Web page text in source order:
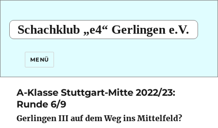
Schachklub „e4“ Gerlingen e.V.
MENÜ
A-Klasse Stuttgart-Mitte 2022/23:
Runde 6/9
Gerlingen III auf dem Weg ins Mittelfeld?